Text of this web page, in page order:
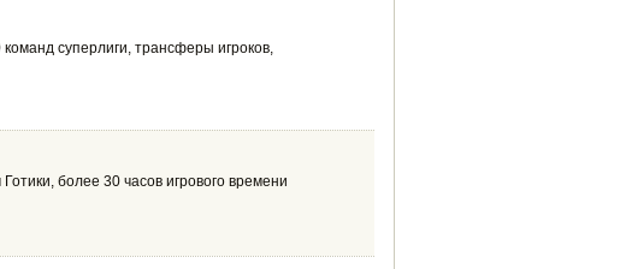
суперлиги, трансферы игроков,
более 30 часов игрового времени